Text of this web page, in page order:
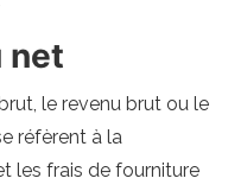
net
le revenu brut ou le
réfèrent à la
les frais de fourniture